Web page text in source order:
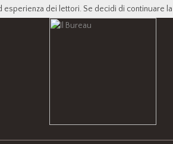
dei lettori. Se decidi di continuare